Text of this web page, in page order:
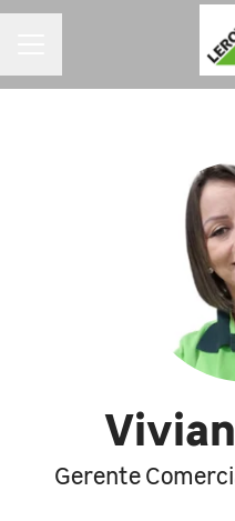
Gerente